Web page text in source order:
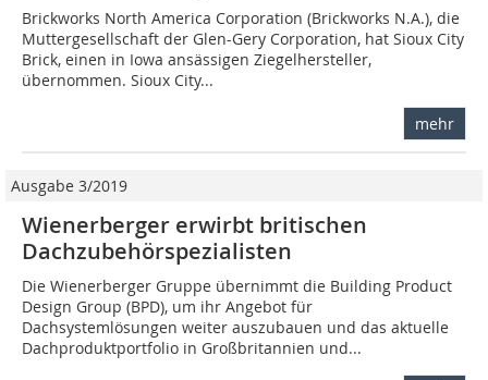
Brickworks North America Corporation (Brickworks N.A.), die
Muttergesellschaft der Glen-Gery Corporation, hat Sioux City
Brick, einen in Iowa ansässigen Ziegelhersteller,
übernommen. Sioux City...
mehr
Ausgabe 3/2019
Wienerberger erwirbt britischen
Dachzubehörspezialisten
Die Wienerberger Gruppe übernimmt die Building Product
Design Group (BPD), um ihr Angebot für
Dachsystemlösungen weiter auszubauen und das aktuelle
Dachproduktportfolio in Großbritannien und...